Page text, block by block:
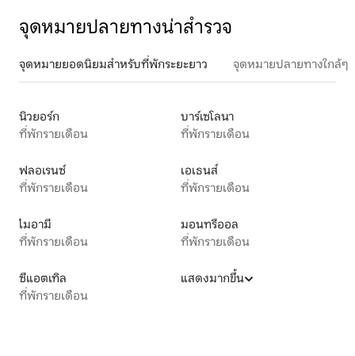
จุดหมายปลายทางน่าสำรวจ
จุดหมายยอดนิยมสำหรับที่พักระยะยาว จุดหมายปลายทางใกล้ๆ
นิวยอร์ก
ที่พักรายเดือน
บาร์เซโลนา
ที่พักรายเดือน
ฟลอเรนซ์
ที่พักรายเดือน
เอเธนส์
ที่พักรายเดือน
ไมอามี
ที่พักรายเดือน
มอนทรีออล
ที่พักรายเดือน
ซีแอตเทิล
ที่พักรายเดือน
แสดงมากขึ้น